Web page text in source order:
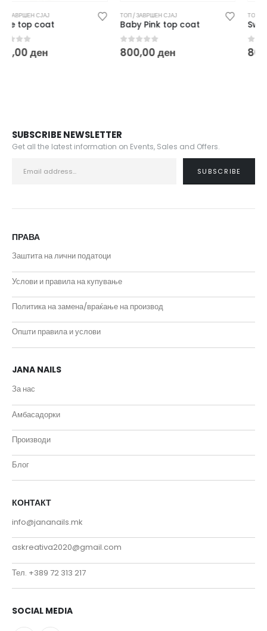
ТОП / ЗАВРШЕН СЈАЈ
Baby Pink top coat
0out of 5
800,00
ТОП / ЗАВРШЕН СЈАЈ
Sweet Sin top coat – 10 ml
0out of 5
800,00
SUBSCRIBE NEWSLETTER
Get all the latest information on Events, Sales and Offers.
ПРАВА
Заштита на лични податоци
Услови и правила на купување
Политика на замена/враќање на производ
Општи правила и услови
JANA NAILS
За нас
Амбасадорки
Производи
Блог
КОНТАКТ
info@jananails.mk
askreativa2020@gmail.com
Тел. +389 72 313 217
SOCIAL MEDIA